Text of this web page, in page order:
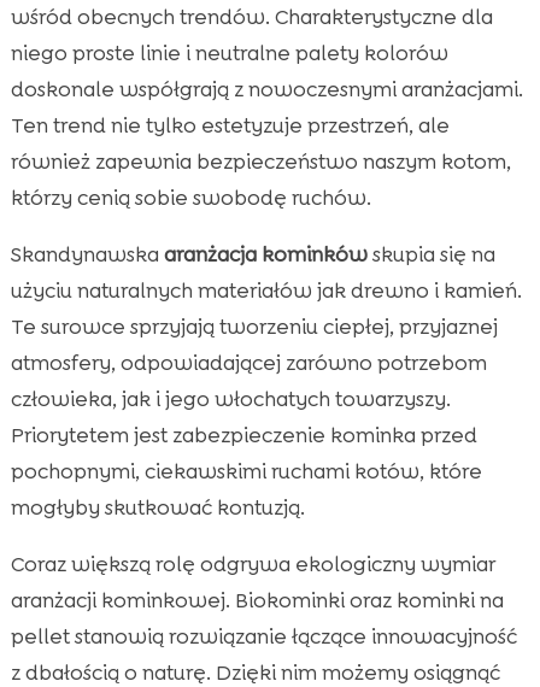
wśród obecnych trendów. Charakterystyczne dla
niego proste linie i neutralne palety kolorów
doskonale współgrają z nowoczesnymi aranżacjami.
Ten trend nie tylko estetyzuje przestrzeń, ale
również zapewnia bezpieczeństwo naszym kotom,
którzy cenią sobie swobodę ruchów.
Skandynawska aranżacja kominkówskupia się na
użyciu naturalnych materiałów jak drewno i kamień.
Te surowce sprzyjają tworzeniu ciepłej, przyjaznej
atmosfery, odpowiadającej zarówno potrzebom
człowieka, jak i jego włochatych towarzyszy.
Priorytetem jest zabezpieczenie kominka przed
pochopnymi, ciekawskimi ruchami kotów, które
mogłyby skutkować kontuzją.
Coraz większą rolę odgrywa ekologiczny wymiar
aranżacji kominkowej. Biokominki oraz kominki na
pellet stanowią rozwiązanie łączące innowacyjność
z dbałością o naturę. Dzięki nim możemy osiągnąć